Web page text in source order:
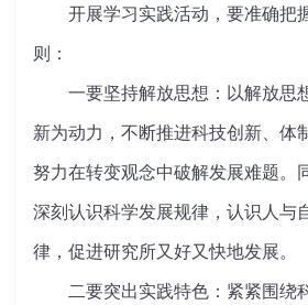
开展学习实践活动，要准确把
则：
一要坚持解放思想：以解放思
新为动力，不断推进科技创新、体
努力在转变观念中破解发展难题。
深刻认识科学发展规律，认识人与
律，促进研究所又好又快地发展。
二要突出实践特色：紧紧围绕科